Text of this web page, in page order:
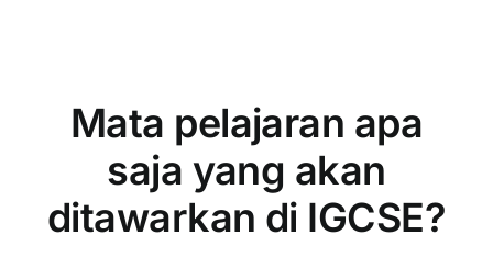
Mata pelajaran apa
saja yang akan
ditawarkan di IGCSE?